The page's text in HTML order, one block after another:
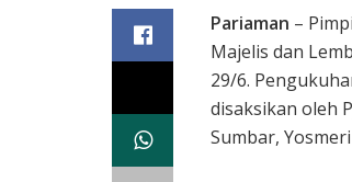
Pariaman –
Majelis dan
29/6.
disaksikan oleh
Sumbar,